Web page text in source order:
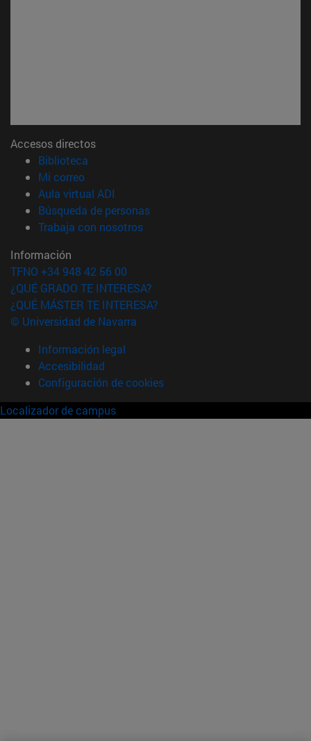
Accesos directos
Biblioteca
Mi correo(abre en nueva ventana)
Aula virtual ADI
Búsqueda de personas(abre en nueva ventana)
Trabaja con nosotros(abre en nueva ventana)
Información
TFNO +34 948 42 56 00
¿QUÉ GRADO TE INTERESA?
¿QUÉ MÁSTER TE INTERESA?
© Universidad de Navarra
Información legal
Accesibilidad
Configuración de cookies
Localizador de campus